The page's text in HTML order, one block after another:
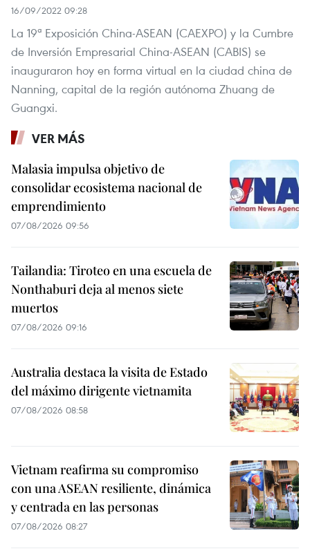
16/09/2022 09:28
La 19ª Exposición China-ASEAN (CAEXPO) y la Cumbre
de Inversión Empresarial China-ASEAN (CABIS) se
inauguraron hoy en forma virtual en la ciudad china de
Nanning, capital de la región autónoma Zhuang de
Guangxi.
VER MÁS
Malasia impulsa objetivo de
consolidar ecosistema nacional de
emprendimiento
07/08/2026 09:56
Tailandia: Tiroteo en una escuela de
Nonthaburi deja al menos siete
muertos
07/08/2026 09:16
Australia destaca la visita de Estado
del máximo dirigente vietnamita
07/08/2026 08:58
Vietnam reafirma su compromiso
con una ASEAN resiliente, dinámica
y centrada en las personas
07/08/2026 08:27